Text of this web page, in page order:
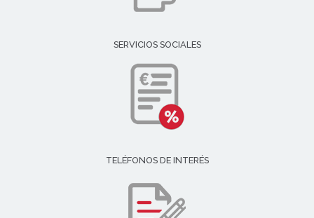
SERVICIOS SOCIALES
TELÉFONOS DE INTERÉS